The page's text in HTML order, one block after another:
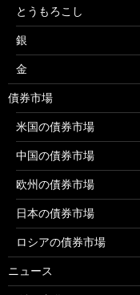
とうもろこし
銀
金
債券市場
米国の債券市場
中国の債券市場
欧州の債券市場
日本の債券市場
ロシアの債券市場
ニュース